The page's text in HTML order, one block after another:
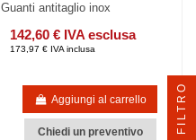
Guanti antitaglio inox
142,60 € IVA esclusa
173,97 € IVA inclusa
Aggiungi al carrello
Chiedi un preventivo FILTRO